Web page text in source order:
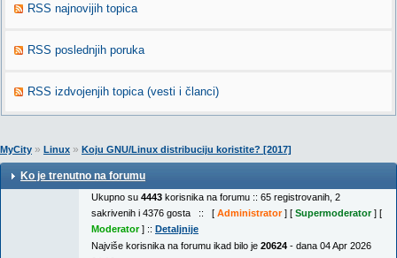
RSS najnovijih topica
RSS poslednjih poruka
RSS izdvojenjih topica (vesti i članci)
MyCity » Linux » Koju GNU/Linux distribuciju koristite? [2017]
Ko je trenutno na forumu
Ukupno su 4443 korisnika na forumu :: 65 registrovanih, 2
sakrivenih i 4376 gosta :: [ Administrator] [ Supermoderator] [
Moderator] :: Detaljnije
Najviše korisnika na forumu ikad bilo je 20624 - dana 04 Apr 2026